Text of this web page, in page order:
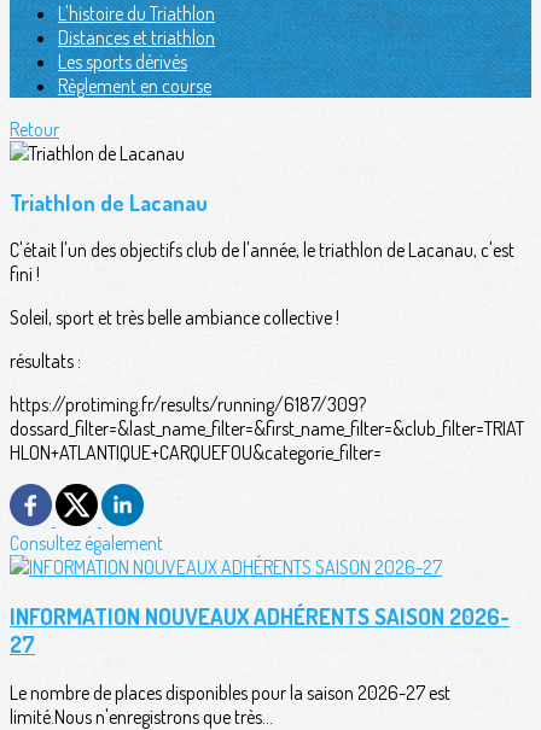
L'histoire du Triathlon
Distances et triathlon
Les sports dérivés
Règlement en course
Retour
Triathlon de Lacanau
C'était l'un des objectifs club de l'année, le triathlon de Lacanau, c'est
fini !
Soleil, sport et très belle ambiance collective !
résultats :
https://protiming.fr/results/running/6187/309?
dossard_filter=&last_name_filter=&first_name_filter=&club_filter=TRIAT
HLON+ATLANTIQUE+CARQUEFOU&categorie_filter=
Consultez également
INFORMATION NOUVEAUX ADHÉRENTS SAISON 2026-
27
Le nombre de places disponibles pour la saison 2026-27 est
limité.Nous n'enregistrons que très...